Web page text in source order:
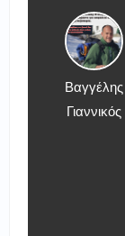
Βαγγέλης
Γιαννικός